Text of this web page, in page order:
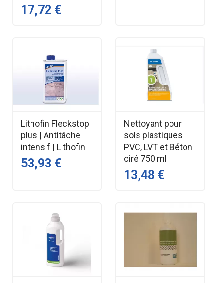
17,72 €
Lithofin Fleckstop
plus | Antitâche
intensif | Lithofin
53,93 €
Nettoyant pour
sols plastiques
PVC, LVT et Béton
ciré 750 ml
13,48 €